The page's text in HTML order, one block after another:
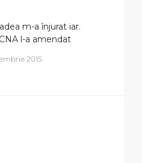
m-a înjurat iar.
l-a amendat
2015